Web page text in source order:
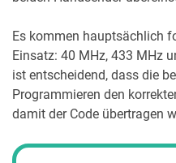
Es kommen hauptsächlich
Einsatz: 40 MHz, 433 MHz
ist entscheidend, dass die
Programmieren den
damit der Code übertragen